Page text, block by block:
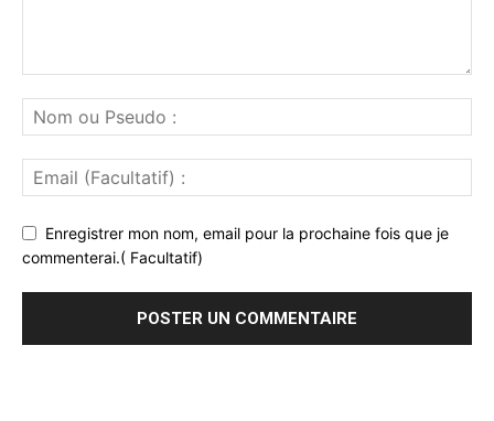
Enregistrer mon nom, email pour la prochaine fois que je
commenterai.( Facultatif)